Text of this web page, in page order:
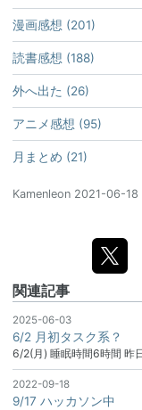
漫画感想 (201)
読書感想 (188)
外へ出た (26)
アニメ感想 (95)
月まとめ (21)
Kamenleon 2021-06-18
関連記事
2025-06-03
6/2 月初タスク系？
6/2(月) 睡眠時間6時間 昨
2022-09-18
9/17 ハッカソン中